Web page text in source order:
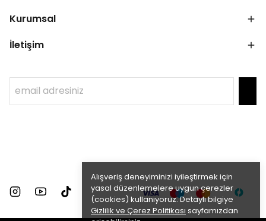
Alışveriş deneyiminizi iyileştirmek için
yasal düzenlemelere uygun çerezler
(cookies) kullanıyoruz. Detaylı bilgiye
Gizlilik ve Çerez Politikası sayfamızdan
Kurumsal
İletişim